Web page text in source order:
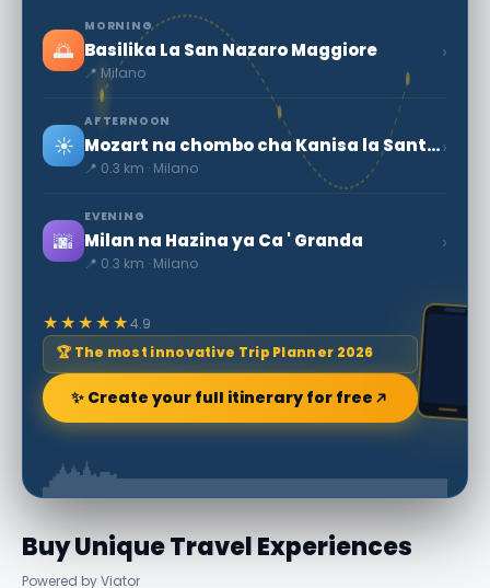
🌅
MORNING
Basilika La San Nazaro Maggiore
📍 Milano
›
☀️
AFTERNOON
Mozart na chombo cha Kanisa la Sant'antonio Punguka
📍 0.3 km · Milano
›
🌆
EVENING
Milan na Hazina ya Ca ' Granda
📍 0.3 km · Milano
›
★★★★★4.9
🏆 The most innovative Trip Planner 2026
✨ Create your full itinerary for free
Buy Unique Travel Experiences
Powered by Viator